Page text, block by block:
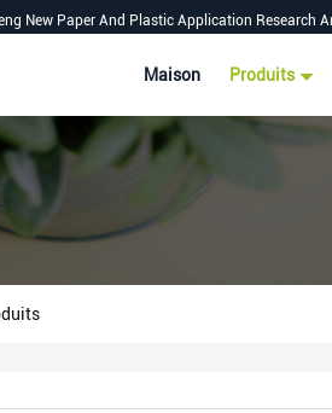
New Paper And Plastic Application Research
Maison Produits